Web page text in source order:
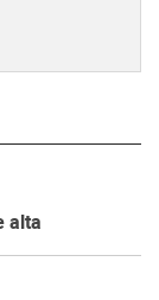
alta